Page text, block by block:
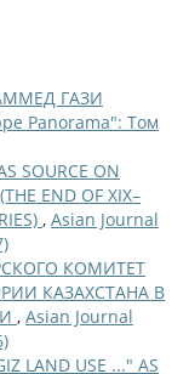
ГАЗИ
Panorama": Том
SOURCE ON
END OF XIX–
, Asian Journal
КОМИТЕТ
КАЗАХСТАНА В
, Asian Journal
LAND USE ..." AS